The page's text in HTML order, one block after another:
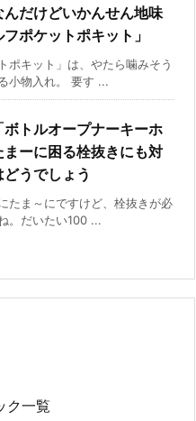
だけどいかんせん地味
ポケットポキット」
ポキット」は、やたら噛みそう
小物入れ。 要す ...
ボトルオープナーキーホ
ーに困る栓抜きにも対
うでしょう
たま～にですけど、栓抜きが必
。だいたい100 ...
ク一覧